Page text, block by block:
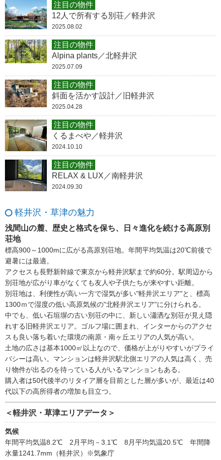
注目の物件
12人で所有する別荘／軽井沢
2025.08.02
注目の物件
Alpina plants／北軽井沢
2025.07.09
注目の物件
斜面を活かす設計／旧軽井沢
2025.04.28
注目の物件
くるまべや／軽井沢
2024.10.10
注目の物件
RELAX & LUX／南軽井沢
2024.09.30
軽井沢・草津の魅力
浅間山の麓、歴史と格式を保ち、日々進化を続ける高原別
荘地
標高900～1000mに広がる高原別荘地。年間平均気温は20℃前後で
避暑には最適。
アクセスも長野新幹線で東京から軽井沢駅まで約60分。駅周辺から
別荘地が広がり車がなくても友人や子供たちが来やすい距離。
別荘地は、利便性が高い一方で湿気が多い"軽井沢エリア"と、標高
1300ｍで湿度の低い高原気候の"北軽井沢エリア"に分けられる。
中でも、低い石垣塀の古い別荘の中に、新しい瀟洒な別荘が見え隠
れする旧軽井沢エリア。ゴルフ場に囲まれ、インターからのアクセ
スも良い落ち着いた環境の南原・南ヶ丘エリアの人気が高い。
土地の広さは基本1000㎡以上なので、価格が上がりやすいがプライ
バシーは高い。マンションは軽井沢駅北側エリアの人気は高く、売
り物件が出るのを待っている人がいるマンションもある。
購入者は50代後半のリタイア層を目前とした層が多いが、最近は40
代以下の高所得者の増加も目立つ。
＜軽井沢・草津エリアデータ＞
気候
年間平均気温8.2℃ 2月平均－3.1℃ 8月平均気温20.5℃ 年間降
水量1241.7mm（軽井沢）※気象庁